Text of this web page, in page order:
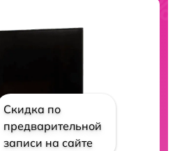
Скидка по
предварительной
записи на сайте